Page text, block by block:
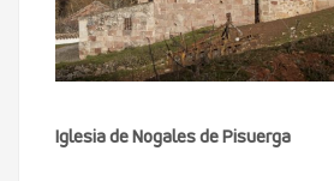
Iglesia de Nogales de Pisuerga